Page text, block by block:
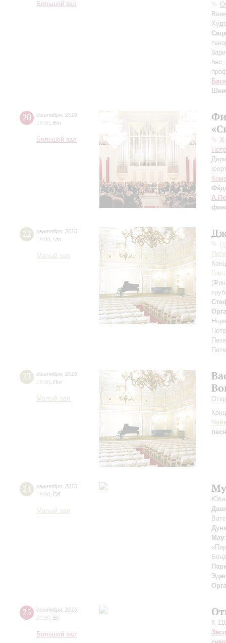
Большой зал
бас;
20 сентября 2016
19:00 Вт
Большой зал
Х
22 сентября 2016
19:00 Чт
Малый зал
23 сентября 2016
19:00 Пт
Малый зал
24 сентября 2016
19:00 Сб
Малый зал
May
25 сентября 2016
20:00 Вс
Большой зал
К